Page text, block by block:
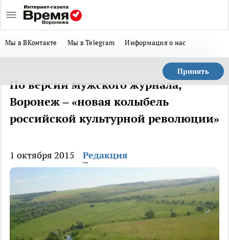
Мы в ВКонтакте Мы в Telegram Информация о нас
Принять
По версии мужского журнала,
Воронеж – «новая колыбель
российской культурной революции»
1 октября 2015 Редакция